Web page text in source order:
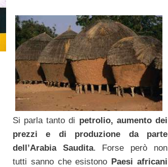
Si parla tanto di petrolio, aumento dei
prezzi e di produzione da parte
dell’Arabia Saudita. Forse però non
tutti sanno che esistono Paesi africani